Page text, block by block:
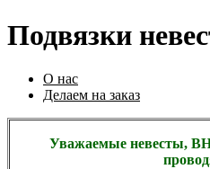
Подвязки
О нас
Делаем на заказ
Уважаемые невесты,